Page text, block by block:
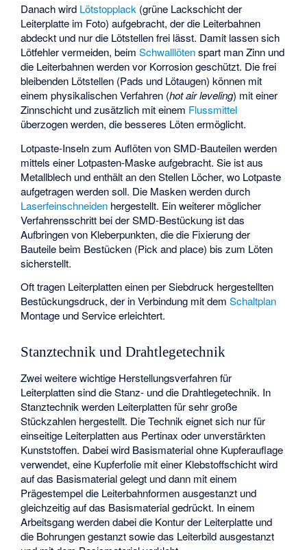
Danach wird Lötstopplack (grüne Lackschicht der
Leiterplatte im Foto) aufgebracht, der die Leiterbahnen
abdeckt und nur die Lötstellen frei lässt. Damit lassen sich
Lötfehler vermeiden, beimSchwalllötenspart man Zinn und
die Leiterbahnen werden vor Korrosion geschützt. Die frei
bleibenden Lötstellen (Pads und Lötaugen) können mit
einem physikalischen Verfahren (hot air leveling) mit einer
Zinnschicht und zusätzlich mit einem Flussmittel
überzogen werden, die besseres Löten ermöglicht.
Lotpaste-Inseln zum Auflöten von SMD-Bauteilen werden
mittels einer Lotpasten-Maske aufgebracht. Sie ist aus
Metallblech und enthält an den Stellen Löcher, wo Lotpaste
aufgetragen werden soll. Die Masken werden durch
Laserfeinschneiden hergestellt. Ein weiterer möglicher
Verfahrensschritt bei der SMD-Bestückung ist das
Aufbringen von Kleberpunkten, die die Fixierung der
Bauteile beim Bestücken (Pick and place) bis zum Löten
sicherstellt.
Oft tragen Leiterplatten einen per Siebdruck hergestellten
Bestückungsdruck, der in Verbindung mit demSchaltplan
Montage und Service erleichtert.
Stanztechnik und Drahtlegetechnik
Zwei weitere wichtige Herstellungsverfahren für
Leiterplatten sind die Stanz- und die Drahtlegetechnik. In
Stanztechnik werden Leiterplatten für sehr große
Stückzahlen hergestellt. Die Technik eignet sich nur für
einseitige Leiterplatten aus Pertinax oder unverstärkten
Kunststoffen. Dabei wird Basismaterial ohne Kupferauflage
verwendet, eine Kupferfolie mit einer Klebstoffschicht wird
auf das Basismaterial gelegt und dann mit einem
Prägestempel die Leiterbahnformen ausgestanzt und
gleichzeitig auf das Basismaterial gedrückt. In einem
Arbeitsgang werden dabei die Kontur der Leiterplatte und
die Bohrungen gestanzt sowie das Leiterbild ausgestanzt